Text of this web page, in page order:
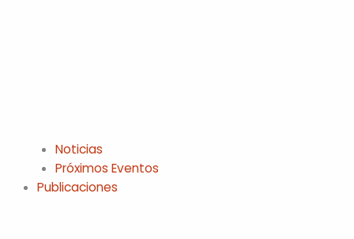
Noticias
Próximos Eventos
Publicaciones